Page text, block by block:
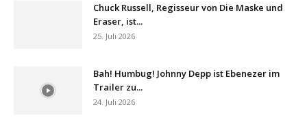
Chuck Russell, Regisseur von Die Maske und
Eraser, ist...
25. Juli 2026
Bah! Humbug! Johnny Depp ist Ebenezer im
Trailer zu...
24. Juli 2026